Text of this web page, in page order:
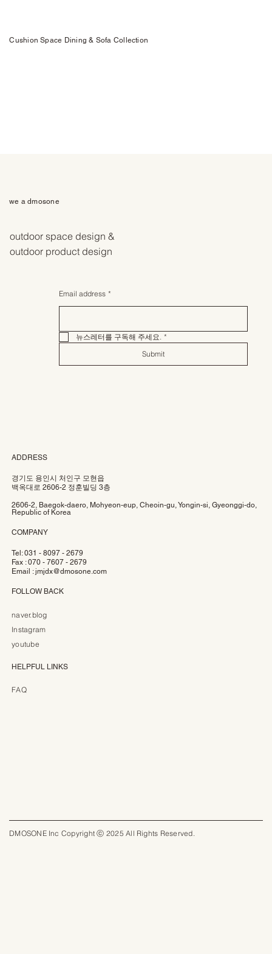
Cushion Space Dining & Sofa Collection
we a dmosone
outdoor space design &
outdoor product design
Email address *
뉴스레터를 구독해 주세요. *
Submit
ADDRESS
경기도 용인시 처인구 모현읍
백옥대로 2606-2 정훈빌딩 3층
2606-2, Baegok-daero, Mohyeon-eup, Cheoin-gu, Yongin-si, Gyeonggi-do,
Republic of Korea
COMPANY
Tel: 031 - 8097 - 2679
Fax : 070 - 7607 - 2679
Email :jmjdx@dmosone.com
FOLLOW BACK
naver.blog
Instagram
youtube
HELPFUL LINKS
FAQ
DMOSONE Inc Copyright ⓒ 2025 All Rights Reserved.​